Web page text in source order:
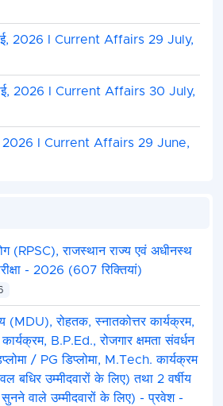
2026 I Current Affairs 29 July,
2026 I Current Affairs 30 July,
I Current Affairs 29 June,
(RPSC), राजस्थान राज्य एवं अधीनस्थ
- 2026 (607 रिक्तियां)
(MDU), रोहतक, स्नातकोत्तर कार्यक्रम,
B.P.Ed., रोजगार क्षमता संवर्धन
/ PG डिप्लोमा, M.Tech. कार्यक्रम
बधिर उम्मीदवारों के लिए) तथा 2 वर्षीय
वाले उम्मीदवारों के लिए) - प्रवेश -